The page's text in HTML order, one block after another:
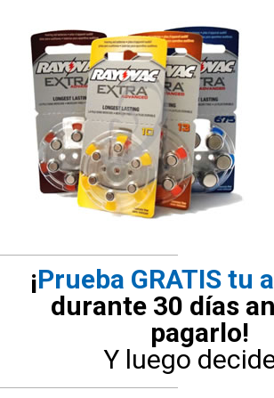
¡Prueba GRATIS tu
durante 30 días
pagarlo!
Y luego